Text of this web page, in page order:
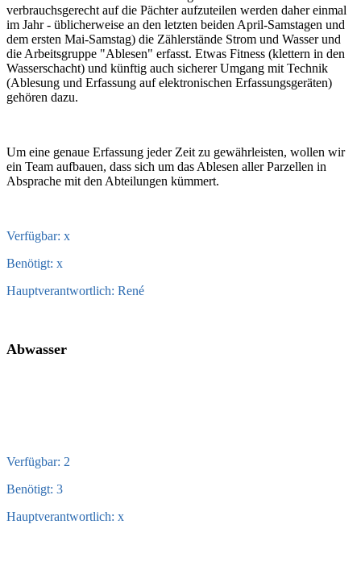
verbrauchsgerecht auf die Pächter aufzuteilen werden daher einmal
im Jahr - üblicherweise an den letzten beiden April-Samstagen und
dem ersten Mai-Samstag) die Zählerstände Strom und Wasser und
die Arbeitsgruppe "Ablesen" erfasst. Etwas Fitness (klettern in den
Wasserschacht) und künftig auch sicherer Umgang mit Technik
(Ablesung und Erfassung auf elektronischen Erfassungsgeräten)
gehören dazu.
Um eine genaue Erfassung jeder Zeit zu gewährleisten, wollen wir
ein Team aufbauen, dass sich um das Ablesen aller Parzellen in
Absprache mit den Abteilungen kümmert.
Verfügbar: x
Benötigt: x
Hauptverantwortlich: René
Abwasser
Verfügbar: 2
Benötigt: 3
Hauptverantwortlich: x